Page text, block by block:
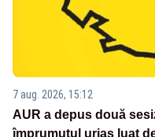
7 aug. 2026, 15:12
AUR a depus două
împrumutul uriaș luat